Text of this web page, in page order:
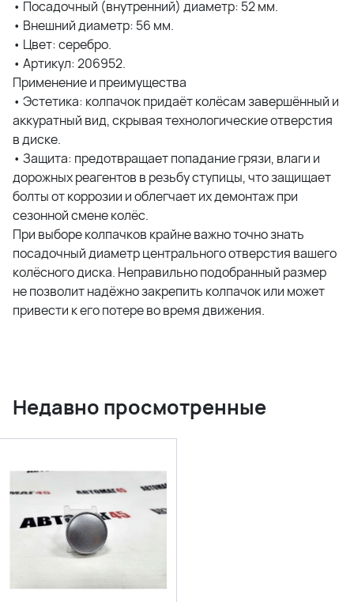
• Посадочный (внутренний) диаметр: 52 мм.
• Внешний диаметр: 56 мм.
• Цвет: серебро.
• Артикул: 206952.
Применение и преимущества
• Эстетика: колпачок придаёт колёсам завершённый и
аккуратный вид, скрывая технологические отверстия
в диске.
• Защита: предотвращает попадание грязи, влаги и
дорожных реагентов в резьбу ступицы, что защищает
болты от коррозии и облегчает их демонтаж при
сезонной смене колёс.
При выборе колпачков крайне важно точно знать
посадочный диаметр центрального отверстия вашего
колёсного диска. Неправильно подобранный размер
не позволит надёжно закрепить колпачок или может
привести к его потере во время движения.
Недавно просмотренные